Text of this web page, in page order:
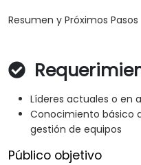
Resumen y Próximos Pasos
Líderes actuales o en
Conocimiento básico
gestión de equipos
Público objetivo